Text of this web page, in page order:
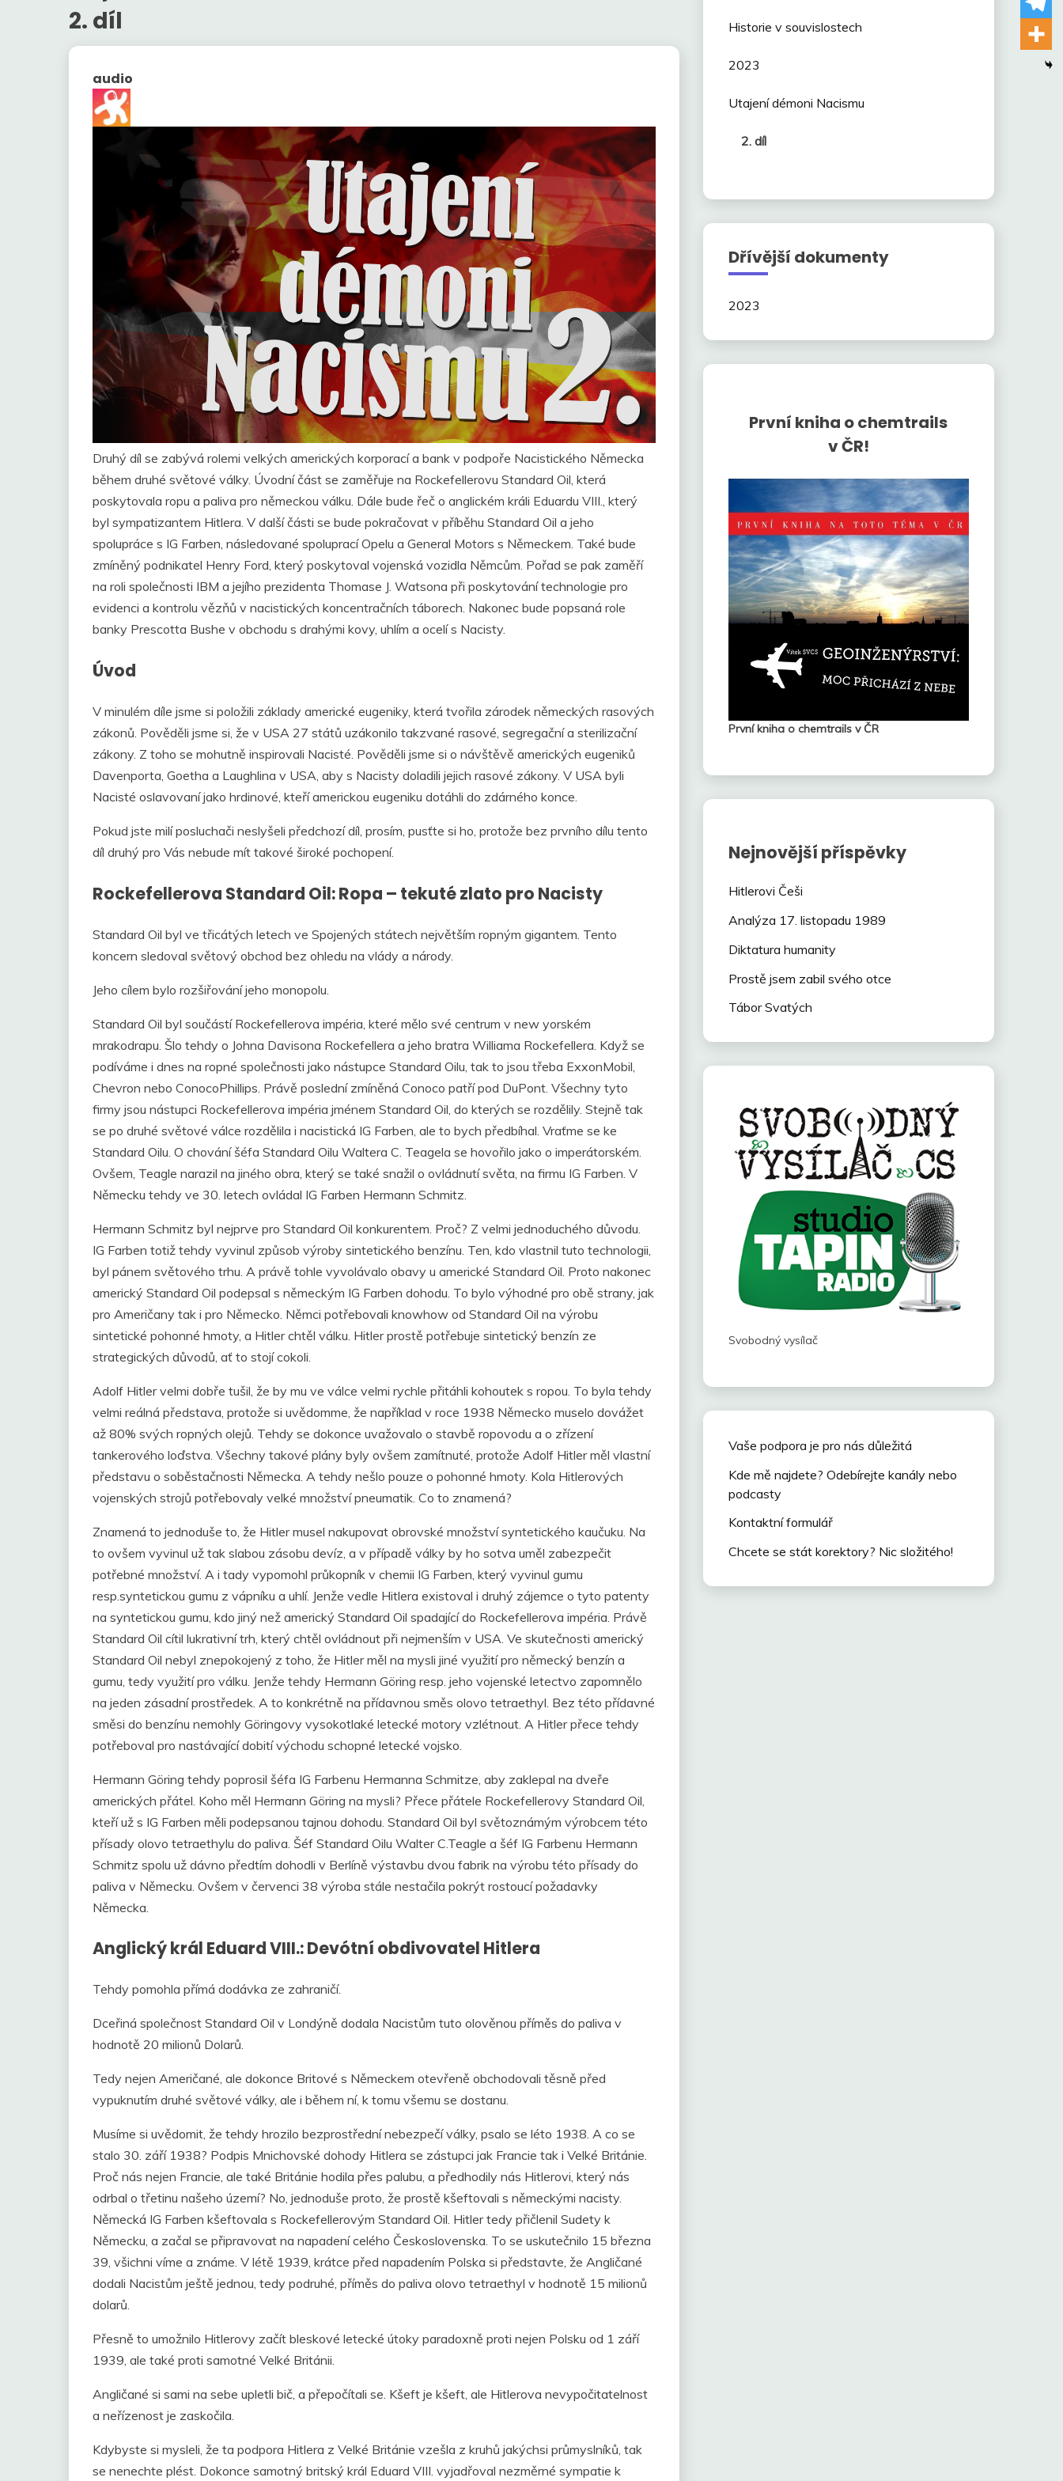
2. díl
audio
Druhý díl se zabývá rolemi velkých amerických korporací a bank v podpoře Nacistického Německa
během druhé světové války. Úvodní část se zaměřuje na Rockefellerovu Standard Oil, která
poskytovala ropu a paliva pro německou válku. Dále bude řeč o anglickém králi Eduardu VIII., který
byl sympatizantem Hitlera. V další části se bude pokračovat v příběhu Standard Oil a jeho
spolupráce s IG Farben, následované spoluprací Opelu a General Motors s Německem. Také bude
zmíněný podnikatel Henry Ford, který poskytoval vojenská vozidla Němcům. Pořad se pak zaměří
na roli společnosti IBM a jejího prezidenta Thomase J. Watsona při poskytování technologie pro
evidenci a kontrolu vězňů v nacistických koncentračních táborech. Nakonec bude popsaná role
banky Prescotta Bushe v obchodu s drahými kovy, uhlím a ocelí s Nacisty.
Úvod
V minulém díle jsme si položili základy americké eugeniky, která tvořila zárodek německých rasových
zákonů. Pověděli jsme si, že v USA 27 států uzákonilo takzvané rasové, segregační a sterilizační
zákony. Z toho se mohutně inspirovali Nacisté. Pověděli jsme si o návštěvě amerických eugeniků
Davenporta, Goetha a Laughlina v USA, aby s Nacisty doladili jejich rasové zákony. V USA byli
Nacisté oslavovaní jako hrdinové, kteří americkou eugeniku dotáhli do zdárného konce.
Pokud jste milí posluchači neslyšeli předchozí díl, prosím, pusťte si ho, protože bez prvního dílu tento
díl druhý pro Vás nebude mít takové široké pochopení.
Rockefellerova Standard Oil: Ropa – tekuté zlato pro Nacisty
Standard Oil byl ve třicátých letech ve Spojených státech největším ropným gigantem. Tento
koncern sledoval světový obchod bez ohledu na vlády a národy.
Jeho cílem bylo rozšiřování jeho monopolu.
Standard Oil byl součástí Rockefellerova impéria, které mělo své centrum v new yorském
mrakodrapu. Šlo tehdy o Johna Davisona Rockefellera a jeho bratra Williama Rockefellera. Když se
podíváme i dnes na ropné společnosti jako nástupce Standard Oilu, tak to jsou třeba ExxonMobil,
Chevron nebo ConocoPhillips. Právě poslední zmíněná Conoco patří pod DuPont. Všechny tyto
firmy jsou nástupci Rockefellerova impéria jménem Standard Oil, do kterých se rozdělily. Stejně tak
se po druhé světové válce rozdělila i nacistická IG Farben, ale to bych předbíhal. Vraťme se ke
Standard Oilu. O chování šéfa Standard Oilu Waltera C. Teagela se hovořilo jako o imperátorském.
Ovšem, Teagle narazil na jiného obra, který se také snažil o ovládnutí světa, na firmu IG Farben. V
Německu tehdy ve 30. letech ovládal IG Farben Hermann Schmitz.
Hermann Schmitz byl nejprve pro Standard Oil konkurentem. Proč? Z velmi jednoduchého důvodu.
IG Farben totiž tehdy vyvinul způsob výroby sintetického benzínu. Ten, kdo vlastnil tuto technologii,
byl pánem světového trhu. A právě tohle vyvolávalo obavy u americké Standard Oil. Proto nakonec
americký Standard Oil podepsal s německým IG Farben dohodu. To bylo výhodné pro obě strany, jak
pro Američany tak i pro Německo. Němci potřebovali knowhow od Standard Oil na výrobu
sintetické pohonné hmoty, a Hitler chtěl válku. Hitler prostě potřebuje sintetický benzín ze
strategických důvodů, ať to stojí cokoli.
Adolf Hitler velmi dobře tušil, že by mu ve válce velmi rychle přitáhli kohoutek s ropou. To byla tehdy
velmi reálná představa, protože si uvědomme, že například v roce 1938 Německo muselo dovážet
až 80% svých ropných olejů. Tehdy se dokonce uvažovalo o stavbě ropovodu a o zřízení
tankerového loďstva. Všechny takové plány byly ovšem zamítnuté, protože Adolf Hitler měl vlastní
představu o soběstačnosti Německa. A tehdy nešlo pouze o pohonné hmoty. Kola Hitlerových
vojenských strojů potřebovaly velké množství pneumatik. Co to znamená?
Znamená to jednoduše to, že Hitler musel nakupovat obrovské množství syntetického kaučuku. Na
to ovšem vyvinul už tak slabou zásobu devíz, a v případě války by ho sotva uměl zabezpečit
potřebné množství. A i tady vypomohl průkopník v chemii IG Farben, který vyvinul gumu
resp.syntetickou gumu z vápníku a uhlí. Jenže vedle Hitlera existoval i druhý zájemce o tyto patenty
na syntetickou gumu, kdo jiný než americký Standard Oil spadající do Rockefellerova impéria. Právě
Standard Oil cítil lukrativní trh, který chtěl ovládnout při nejmenším v USA. Ve skutečnosti americký
Standard Oil nebyl znepokojený z toho, že Hitler měl na mysli jiné využití pro německý benzín a
gumu, tedy využití pro válku. Jenže tehdy Hermann Göring resp. jeho vojenské letectvo zapomnělo
na jeden zásadní prostředek. A to konkrétně na přídavnou směs olovo tetraethyl. Bez této přídavné
směsi do benzínu nemohly Göringovy vysokotlaké letecké motory vzlétnout. A Hitler přece tehdy
potřeboval pro nastávající dobití východu schopné letecké vojsko.
Hermann Göring tehdy poprosil šéfa IG Farbenu Hermanna Schmitze, aby zaklepal na dveře
amerických přátel. Koho měl Hermann Göring na mysli? Přece přátele Rockefellerovy Standard Oil,
kteří už s IG Farben měli podepsanou tajnou dohodu. Standard Oil byl světoznámým výrobcem této
přísady olovo tetraethylu do paliva. Šéf Standard Oilu Walter C.Teagle a šéf IG Farbenu Hermann
Schmitz spolu už dávno předtím dohodli v Berlíně výstavbu dvou fabrik na výrobu této přísady do
paliva v Německu. Ovšem v červenci 38 výroba stále nestačila pokrýt rostoucí požadavky
Německa.
Anglický král Eduard VIII.: Devótní obdivovatel Hitlera
Tehdy pomohla přímá dodávka ze zahraničí.
Dceřiná společnost Standard Oil v Londýně dodala Nacistům tuto olověnou příměs do paliva v
hodnotě 20 milionů Dolarů.
Tedy nejen Američané, ale dokonce Britové s Německem otevřeně obchodovali těsně před
vypuknutím druhé světové války, ale i během ní, k tomu všemu se dostanu.
Musíme si uvědomit, že tehdy hrozilo bezprostřední nebezpečí války, psalo se léto 1938. A co se
stalo 30. září 1938? Podpis Mnichovské dohody Hitlera se zástupci jak Francie tak i Velké Británie.
Proč nás nejen Francie, ale také Británie hodila přes palubu, a předhodily nás Hitlerovi, který nás
odrbal o třetinu našeho území? No, jednoduše proto, že prostě kšeftovali s německými nacisty.
Německá IG Farben kšeftovala s Rockefellerovým Standard Oil. Hitler tedy přičlenil Sudety k
Německu, a začal se připravovat na napadení celého Československa. To se uskutečnilo 15 března
39, všichni víme a známe. V létě 1939, krátce před napadením Polska si představte, že Angličané
dodali Nacistům ještě jednou, tedy podruhé, příměs do paliva olovo tetraethyl v hodnotě 15 milionů
dolarů.
Přesně to umožnilo Hitlerovy začít bleskové letecké útoky paradoxně proti nejen Polsku od 1 září
1939, ale také proti samotné Velké Británii.
Angličané si sami na sebe upletli bič, a přepočítali se. Kšeft je kšeft, ale Hitlerova nevypočitatelnost
a neřízenost je zaskočila.
Kdybyste si mysleli, že ta podpora Hitlera z Velké Británie vzešla z kruhů jakýchsi průmyslníků, tak
se nenechte plést. Dokonce samotný britský král Eduard VIII. vyjadřoval nezměrné sympatie k
Historie v souvislostech
2023
Utajení démoni Nacismu
2. díl
Dřívější dokumenty
2023
První kniha o chemtrails
v ČR!
První kniha o chemtrails v ČR
Nejnovější příspěvky
Hitlerovi Češi
Analýza 17. listopadu 1989
Diktatura humanity
Prostě jsem zabil svého otce
Tábor Svatých
Svobodný vysílač
Vaše podpora je pro nás důležitá
Kde mě najdete? Odebírejte kanály nebo
podcasty
Kontaktní formulář
Chcete se stát korektory? Nic složitého!